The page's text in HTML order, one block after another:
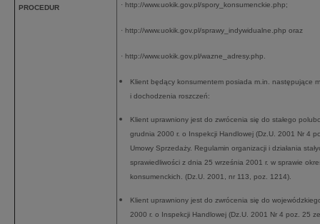
PROCEDUR
· http://www.uokik.gov.pl/spory_konsumenckie.php;
· http://www.uokik.gov.pl/sprawy_indywidualne.php oraz
· http://www.uokik.gov.pl/wazne_adresy.php.
Klient będący konsumentem posiada m.in. następujące
i dochodzenia roszczeń:
Klient uprawniony jest do zwrócenia się do stałego
grudnia 2000 r. o Inspekcji Handlowej (Dz.U. 2001 Nr 4
Umowy Sprzedaży. Regulamin organizacji i działania
sprawiedliwości z dnia 25 września 2001 r. w sprawie
konsumenckich. (Dz.U. 2001, nr 113, poz. 1214).
Klient uprawniony jest do zwrócenia się do
2000 r. o Inspekcji Handlowej (Dz.U. 2001 Nr 4 poz. 25